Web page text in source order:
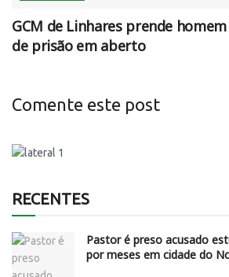
GCM de Linhares prende
de prisão em aberto
Comente este post
RECENTES
Pastor é preso acusado
por meses em cidade do